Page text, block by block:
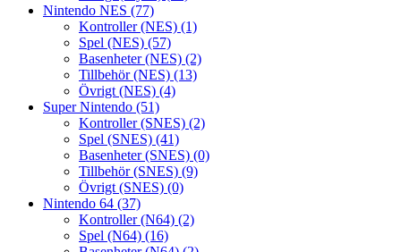
Nintendo NES (77)
Kontroller (NES) (1)
Spel (NES) (57)
Basenheter (NES) (2)
Tillbehör (NES) (13)
Övrigt (NES) (4)
Super Nintendo (51)
Kontroller (SNES) (2)
Spel (SNES) (41)
Basenheter (SNES) (0)
Tillbehör (SNES) (9)
Övrigt (SNES) (0)
Nintendo 64 (37)
Kontroller (N64) (2)
Spel (N64) (16)